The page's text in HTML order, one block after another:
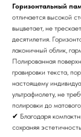
Горизонтальный
отличается высокой
выцветает, не
десятилетия.
лаконичный облик,
Полированная
гравировки текста,
настоящему
ультрафиолету, не
полировки до
✔ Благодаря
сохраняя